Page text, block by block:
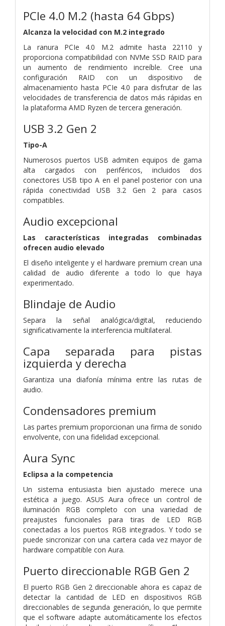
PCIe 4.0 M.2 (hasta 64 Gbps)
Alcanza la velocidad con M.2 integrado
La ranura PCIe 4.0 M.2 admite hasta 22110 y
proporciona compatibilidad con NVMe SSD RAID para
un aumento de rendimiento increíble. Cree una
configuración RAID con un dispositivo de
almacenamiento hasta PCIe 4.0 para disfrutar de las
velocidades de transferencia de datos más rápidas en
la plataforma AMD Ryzen de tercera generación.
USB 3.2 Gen 2
Tipo-A
Numerosos puertos USB admiten equipos de gama
alta cargados con periféricos, incluidos dos
conectores USB tipo A en el panel posterior con una
rápida conectividad USB 3.2 Gen 2 para casos
compatibles.
Audio excepcional
Las características integradas combinadas
ofrecen audio elevado
El diseño inteligente y el hardware premium crean una
calidad de audio diferente a todo lo que haya
experimentado.
Blindaje de Audio
Separa la señal analógica/digital, reduciendo
significativamente la interferencia multilateral.
Capa separada para pistas
izquierda y derecha
Garantiza una diafonía mínima entre las rutas de
audio.
Condensadores premium
Las partes premium proporcionan una firma de sonido
envolvente, con una fidelidad excepcional.
Aura Sync
Eclipsa a la competencia
Un sistema entusiasta bien ajustado merece una
estética a juego. ASUS Aura ofrece un control de
iluminación RGB completo con una variedad de
preajustes funcionales para tiras de LED RGB
conectadas a los puertos RGB integrados. Y todo se
puede sincronizar con una cartera cada vez mayor de
hardware compatible con Aura.
Puerto direccionable RGB Gen 2
El puerto RGB Gen 2 direccionable ahora es capaz de
detectar la cantidad de LED en dispositivos RGB
direccionables de segunda generación, lo que permite
que el software adapte automáticamente los efectos